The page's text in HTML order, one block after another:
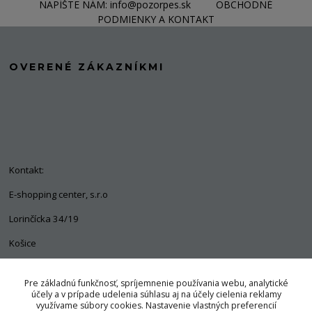
NAPÍŠTE NÁM: info@pozorpes.sk
OBCHODNÉ
PODMIENKY A KONTAKT
OVERENÉ ZÁKAZNÍKMI
Kontakt:
E-shopping center, s.r.o
Lorinčícka 34/19
Košice
+421 903 563 637
Pre základnú funkčnosť, spríjemnenie používania webu, analytické
účely a v prípade udelenia súhlasu aj na účely cielenia reklamy
využívame súbory cookies. Nastavenie vlastných preferencií